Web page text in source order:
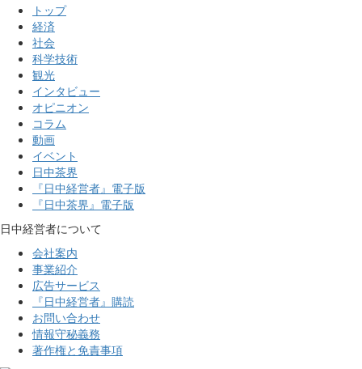
トップ
経済
社会
科学技術
観光
インタビュー
オピニオン
コラム
動画
イベント
日中茶界
『日中経営者』電子版
『日中茶界』電子版
日中経営者について
会社案内
事業紹介
広告サービス
『日中経営者』購読
お問い合わせ
情報守秘義務
著作権と免責事項